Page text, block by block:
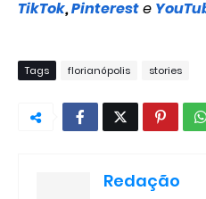
TikTok,Pintereste
Tags florianópolis stories
Redação